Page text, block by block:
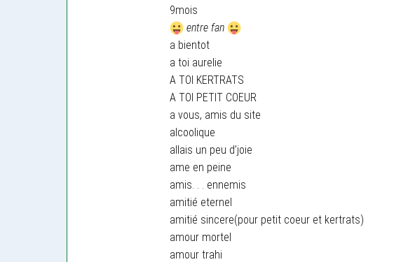
9mois
entre fan
a bientot
a toi aurelie
A TOI KERTRATS
A TOI PETIT COEUR
a vous, amis du site
alcoolique
allais un peu d’joie
ame en peine
amis. . . ennemis
amitié eternel
amitié sincere(pour petit coeur et kertrats)
amour mortel
amour trahi